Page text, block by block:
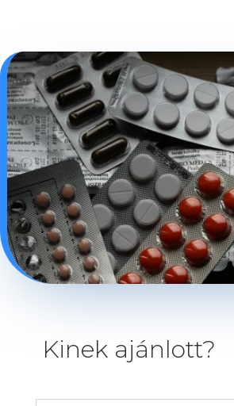
Kinek ajánlott?